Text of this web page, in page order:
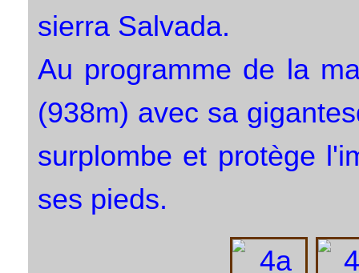
sierra Salvada.
Au programme de la
(938m) avec sa
surplombe et protège
ses pieds.